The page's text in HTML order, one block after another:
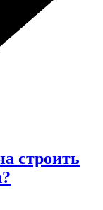
строить